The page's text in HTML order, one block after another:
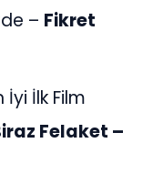
– Fikret
İlk Film
Felaket –